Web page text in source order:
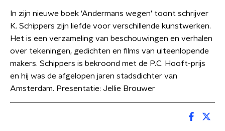
In zijn nieuwe boek ‘Andermans wegen’ toont schrijver
K. Schippers zijn liefde voor verschillende kunstwerken.
Het is een verzameling van beschouwingen en verhalen
over tekeningen, gedichten en films van uiteenlopende
makers. Schippers is bekroond met de P.C. Hooft-prijs
en hij was de afgelopen jaren stadsdichter van
Amsterdam. Presentatie: Jellie Brouwer